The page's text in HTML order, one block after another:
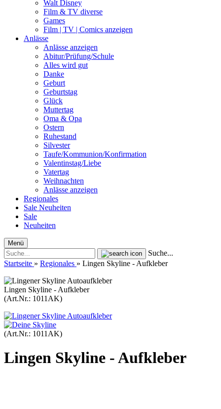
Walt Disney
Film & TV diverse
Games
Film | TV | Comics anzeigen
Anlässe
Anlässe anzeigen
Abitur/Prüfung/Schule
Alles wird gut
Danke
Geburt
Geburtstag
Glück
Muttertag
Oma & Opa
Ostern
Ruhestand
Silvester
Taufe/Kommunion/Konfirmation
Valentinstag/Liebe
Vatertag
Weihnachten
Anlässe anzeigen
Regionales
Sale Neuheiten
Sale
Neuheiten
Menü
Suche...
Startseite » Regionales » Lingen Skyline - Aufkleber
Lingen Skyline - Aufkleber
(Art.Nr.: 1011AK)
(Art.Nr.: 1011AK)
Lingen Skyline - Aufkleber